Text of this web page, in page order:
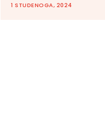
1 STUDENOGA, 2024